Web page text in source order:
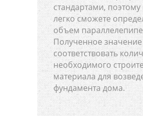
стандартами,
легко сможете
объем
Полученное значение
соответствовать
необходимого
материала для
фундамента дома.